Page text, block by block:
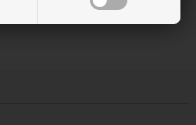
Læs flere artikler...